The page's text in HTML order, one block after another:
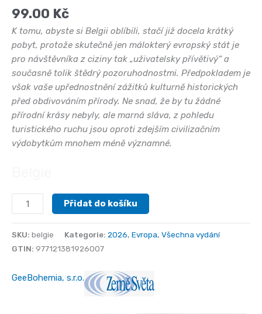
99.00 Kč
K tomu, abyste si Belgii oblíbili, stačí již docela krátký
pobyt, protože skutečně jen málokterý evropský stát je
pro návštěvníka z ciziny tak „uživatelsky přívětivý“ a
současně tolik štědrý pozoruhodnostmi. Předpokladem je
však vaše upřednostnění zážitků kulturně historických
před obdivováním přírody. Ne snad, že by tu žádné
přírodní krásy nebyly, ale marná sláva, z pohledu
turistického ruchu jsou oproti zdejším civilizačním
výdobytkům mnohem méně významné.
Belgie
množství
Přidat do košíku
SKU: belgie Kategorie: 2026, Evropa, Všechna vydání
GTIN: 977121381926007
GeeBohemia, s.r.o.